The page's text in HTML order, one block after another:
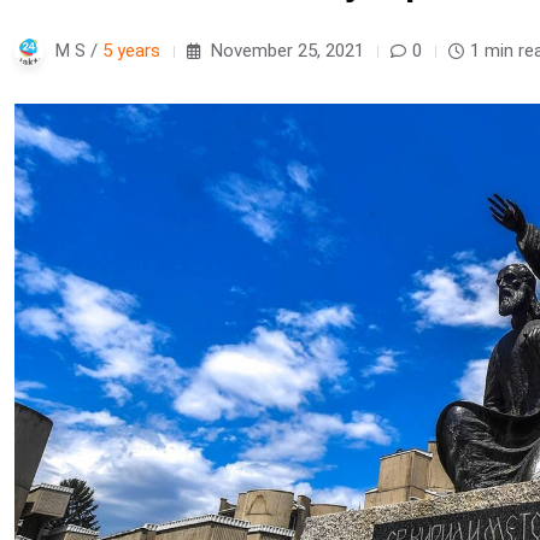
M S / 5 years November 25, 2021 0 1 min